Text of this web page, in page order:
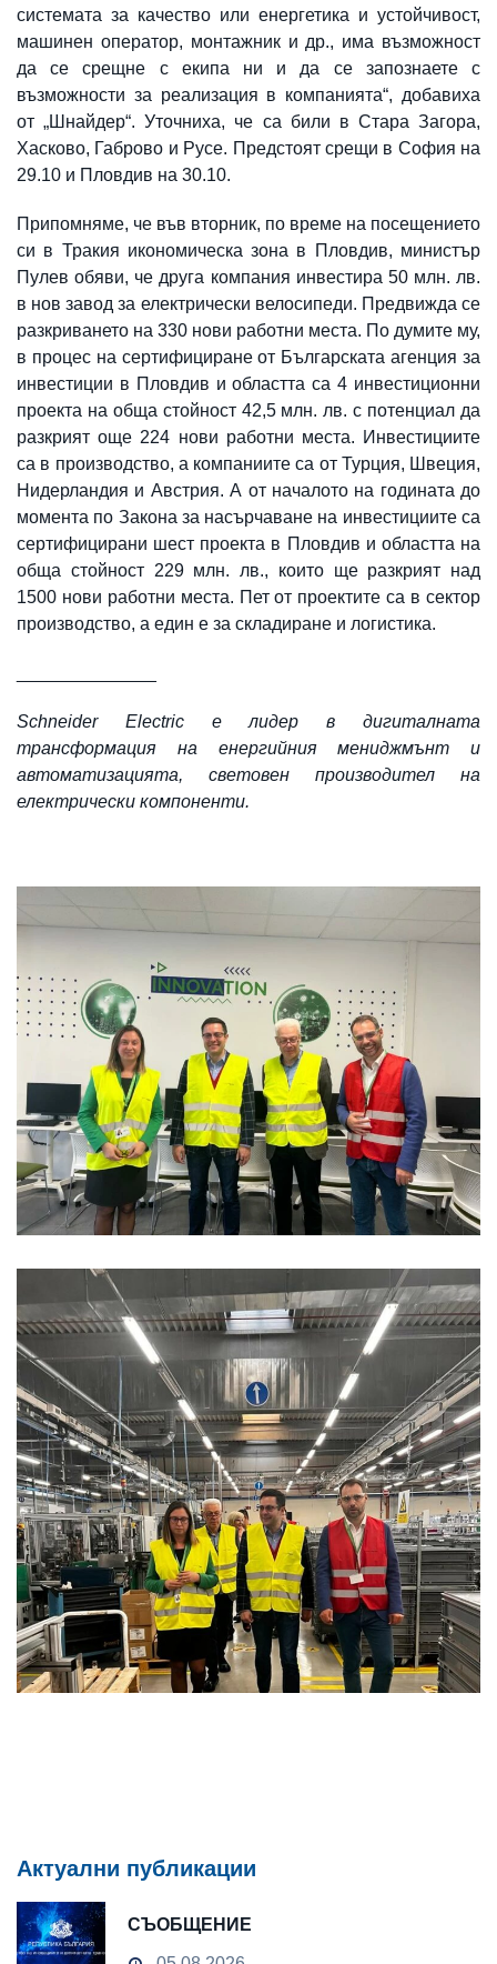
системата за качество или енергетика и устойчивост,
машинен оператор, монтажник и др., има възможност
да се срещне с екипа ни и да се запознаете с
възможности за реализация в компанията“, добавиха
от „Шнайдер“. Уточниха, че са били в Стара Загора,
Хасково, Габрово и Русе. Предстоят срещи в София на
29.10 и Пловдив на 30.10.
Припомняме, че във вторник, по време на посещението
си в Тракия икономическа зона в Пловдив, министър
Пулев обяви, че друга компания инвестира 50 млн. лв.
в нов завод за електрически велосипеди. Предвижда се
разкриването на 330 нови работни места. По думите му,
в процес на сертифициране от Българската агенция за
инвестиции в Пловдив и областта са 4 инвестиционни
проекта на обща стойност 42,5 млн. лв. с потенциал да
разкрият още 224 нови работни места. Инвестициите
са в производство, а компаниите са от Турция, Швеция,
Нидерландия и Австрия. А от началото на годината до
момента по Закона за насърчаване на инвестициите са
сертифицирани шест проекта в Пловдив и областта на
обща стойност 229 млн. лв., които ще разкрият над
1500 нови работни места. Пет от проектите са в сектор
производство, а един е за складиране и логистика.
Schneider Electric е лидер в дигиталната
трансформация на енергийния мениджмънт и
автоматизацията, световен производител на
електрически компоненти.
Актуални публикации
СЪОБЩЕНИЕ